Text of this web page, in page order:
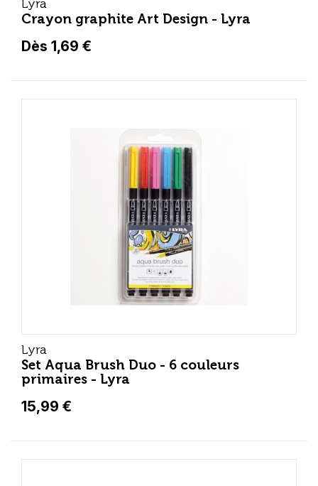
Lyra
Crayon graphite Art Design - Lyra
Dès 1,69 €
Lyra
Set Aqua Brush Duo - 6 couleurs
primaires - Lyra
15,99 €